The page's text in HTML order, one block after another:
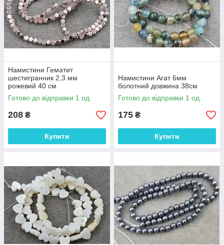
Намистини Гематит
шестигранник 2,3 мм
рожевий 40 см
Готово до відправки 1 од.
208 ₴
Купити
Намистини Агат 6мм
болотний довжина 38см
Готово до відправки 1 од.
175 ₴
Купити